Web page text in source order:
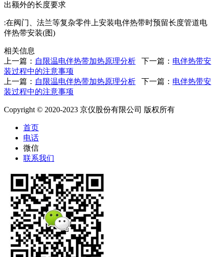
出额外的长度要求
:在阀门、法兰等复杂零件上安装电伴热带时预留长度管道电
伴热带安装(图)
相关信息
上一篇： 自限温电伴热带加热原理分析 下一篇： 电伴热带安
装过程中的注意事项
上一篇： 自限温电伴热带加热原理分析 下一篇： 电伴热带安
装过程中的注意事项
Copyright © 2020-2023 京仪股份有限公司 版权所有
首页
电话
微信
联系我们